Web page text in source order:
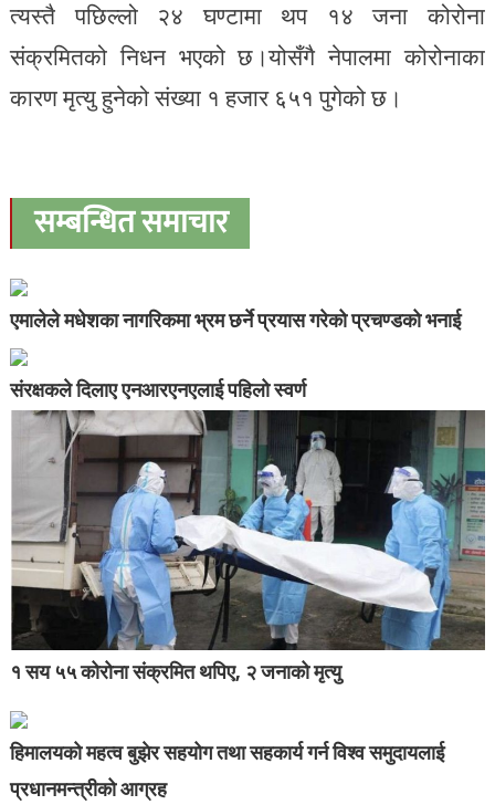
त्यस्तै पछिल्लो २४ घण्टामा थप १४ जना कोरोना
संक्रमितको निधन भएको छ।योसँगै नेपालमा कोरोनाका
कारण मृत्यु हुनेको संख्या १ हजार ६५१ पुगेको छ।
सम्बन्धित समाचार
एमालेले मधेशका नागरिकमा भ्रम छर्ने प्रयास गरेको प्रचण्डको भनाई
संरक्षकले दिलाए एनआरएनएलाई पहिलो स्वर्ण
१ सय ५५ कोरोना संक्रमित थपिए, २ जनाको मृत्यु
हिमालयको महत्व बुझेर सहयोग तथा सहकार्य गर्न विश्व समुदायलाई
प्रधानमन्त्रीको आग्रह